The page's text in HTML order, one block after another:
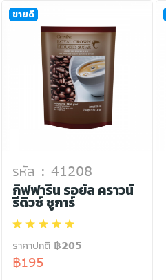
ขายดี
รหัส : 41208
กิฟฟารีน รอยัล คราวน์
รีดิวซ์ ชูการ์
ราคาปกติ ฿205
฿195